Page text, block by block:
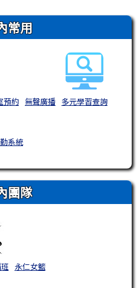
常用
預約 無聲廣播 多元學習查詢
系統
團隊
永仁女籃